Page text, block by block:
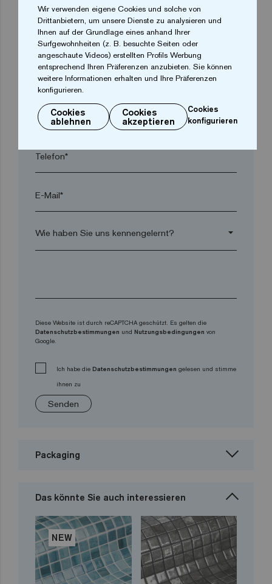
Ort*
Postleitzahl*
Telefon*
E-Mail*
arrow_drop_down
Diese Website ist durch reCAPTCHA geschützt. Es gelten die
Datenschutzbestimmungen und Nutzungsbedingungen von
Google.
Ich habe die Datenschutzbestimmungen gelesen und stimme
ihnen zu
Senden
Packaging
Das könnte Sie auch interessieren
NEW
Wir verwenden eigene Cookies und solche von
Drittanbietern, um unsere Dienste zu analysieren und
Ihnen auf der Grundlage eines anhand Ihrer
Surfgewohnheiten (z. B. besuchte Seiten oder
angeschaute Videos) erstellten Profils Werbung
entsprechend Ihren Präferenzen anzubieten. Sie können
weitere Informationen erhalten und Ihre Präferenzen
konfigurieren.
Cookies
ablehnen
Cookies
akzeptieren
Cookies
konfigurieren